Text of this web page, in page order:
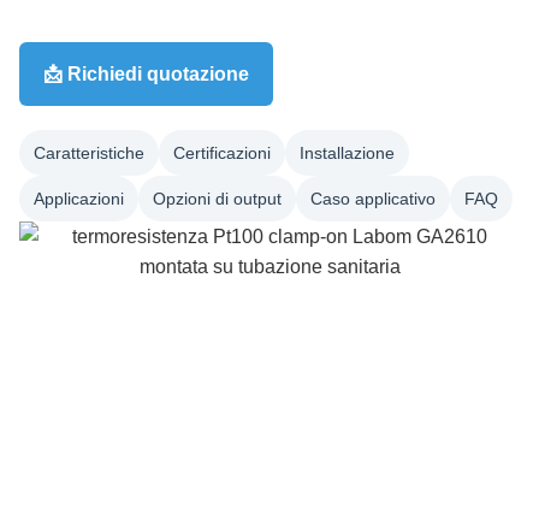
📩 Richiedi quotazione
Caratteristiche Certificazioni Installazione
Applicazioni Opzioni di output Caso applicativo FAQ